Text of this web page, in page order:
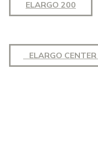
ELARGO 200
ELARGO CENTER